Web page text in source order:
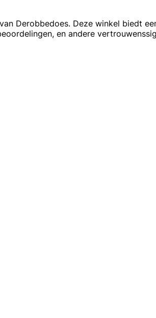
Derobbedoes. Deze winkel biedt
en andere